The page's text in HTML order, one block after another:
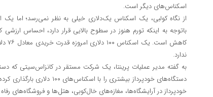
اسکناس‌های دیگر است.
کاهش
ندارد.
به گفته مدیر عملیات پرینتا، یک شرکت مستقر در کانزاس‌سیتی که
دستگاه‌های خودپرداز بیشتری
خودپرداز در آرایشگاه‌ها، مغازه‌های خال‌کوبی، هتل‌ها و فروشگاه‌های